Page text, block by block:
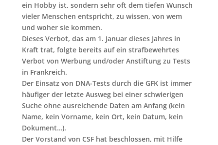
ein Hobby ist, sondern sehr oft dem tiefen Wunsch
vieler Menschen entspricht, zu wissen, von wem
und woher sie kommen.
Dieses Verbot, das am 1. Januar dieses Jahres in
Kraft trat, folgte bereits auf ein strafbewehrtes
Verbot von Werbung und/oder Anstiftung zu Tests
in Frankreich.
Der Einsatz von DNA-Tests durch die GFK ist immer
häufiger der letzte Ausweg bei einer schwierigen
Suche ohne ausreichende Daten am Anfang (kein
Name, kein Vorname, kein Ort, kein Datum, kein
Dokument…).
Der Vorstand von CSF hat beschlossen, mit Hilfe